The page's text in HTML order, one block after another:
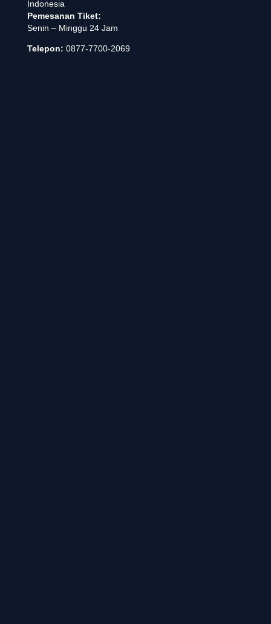
Indonesia
Pemesanan Tiket:
Senin – Minggu 24 Jam
Telepon: 0877-7700-2069